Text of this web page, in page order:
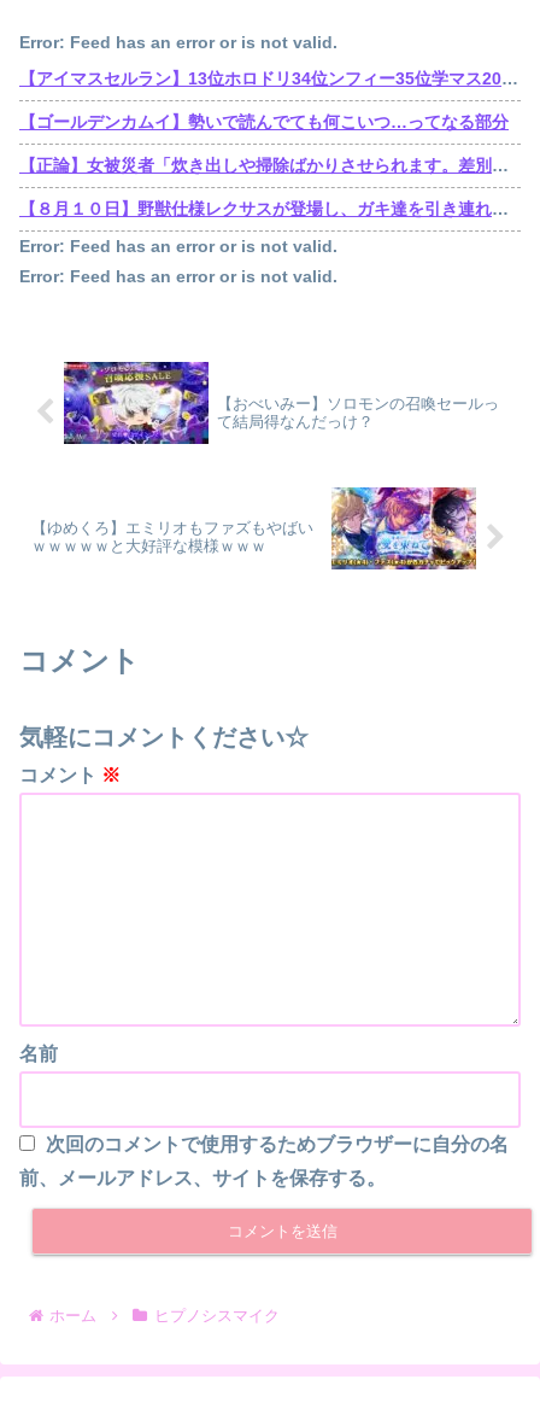
Error: Feed has an error or is not valid.
【アイマスセルラン】13位ホロドリ34位ンフィー35位学マス203位シャニソン403位アズールレーン404位ミリシタ517位デレステ
【ゴールデンカムイ】勢いで読んでても何こいつ…ってなる部分
【正論】女被災者「炊き出しや掃除ばかりさせられます。差別ですよね？」
【８月１０日】野獣仕様レクサスが登場し、ガキ達を引き連れてハーメルンの笛吹き状態となる （※動画あり）
Error: Feed has an error or is not valid.
Error: Feed has an error or is not valid.
【おべいみー】ソロモンの召喚セールっ
て結局得なんだっけ？
【ゆめくろ】エミリオもファズもやばい
ｗｗｗｗｗと大好評な模様ｗｗｗ
コメント
気軽にコメントください☆
コメント ※
名前
次回のコメントで使用するためブラウザーに自分の名
前、メールアドレス、サイトを保存する。
ホーム ヒプノシスマイク